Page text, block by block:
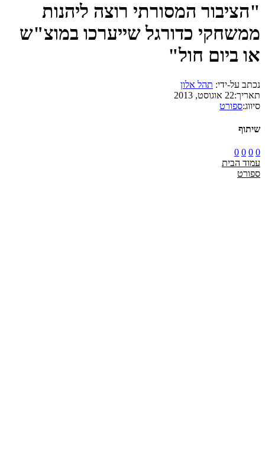
"הציבור המסורתי רוצה ליהנות
ממשחקי כדורגל שייערכו במוצ"ש
או ביום חול"
נכתב על-ידי: תהל אלון
תאריך:22 אוגוסט, 2013
סיווג:ספורט
שיתוף
0
0
0
0
עמוד הבית
ספורט